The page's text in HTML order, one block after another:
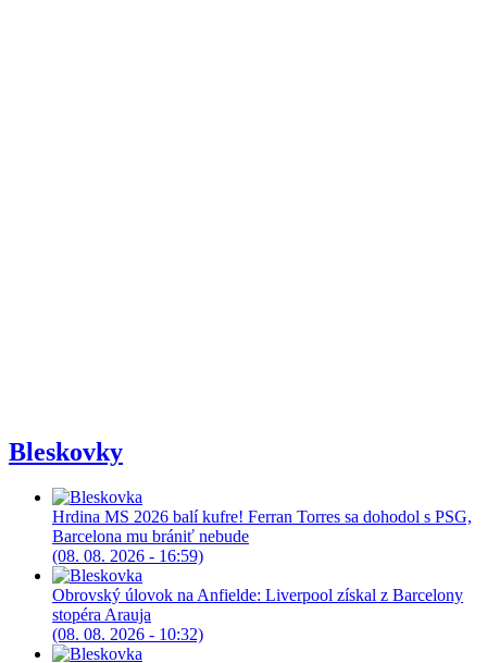
Bleskovky
Hrdina MS 2026 balí kufre! Ferran Torres sa dohodol s PSG,
Barcelona mu brániť nebude
(08. 08. 2026 - 16:59)
Obrovský úlovok na Anfielde: Liverpool získal z Barcelony
stopéra Arauja
(08. 08. 2026 - 10:32)